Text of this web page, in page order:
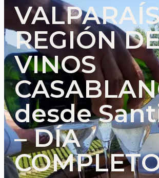
REGIÓN
VINOS
desde
– DÍA